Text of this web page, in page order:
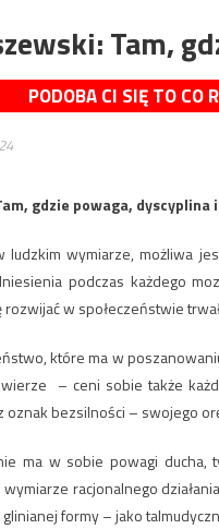
Tam,
PODOBA CI SIĘ TO CO
gdzie powaga, dyscyplina
ludzkim wymiarze, możliwa
podczas każdego
rozwijać w społeczeństwie
które ma w
– ceni sobie także
oznak bezsilności – swojego
ma w sobie powagi
racjonalnego
formy – jako